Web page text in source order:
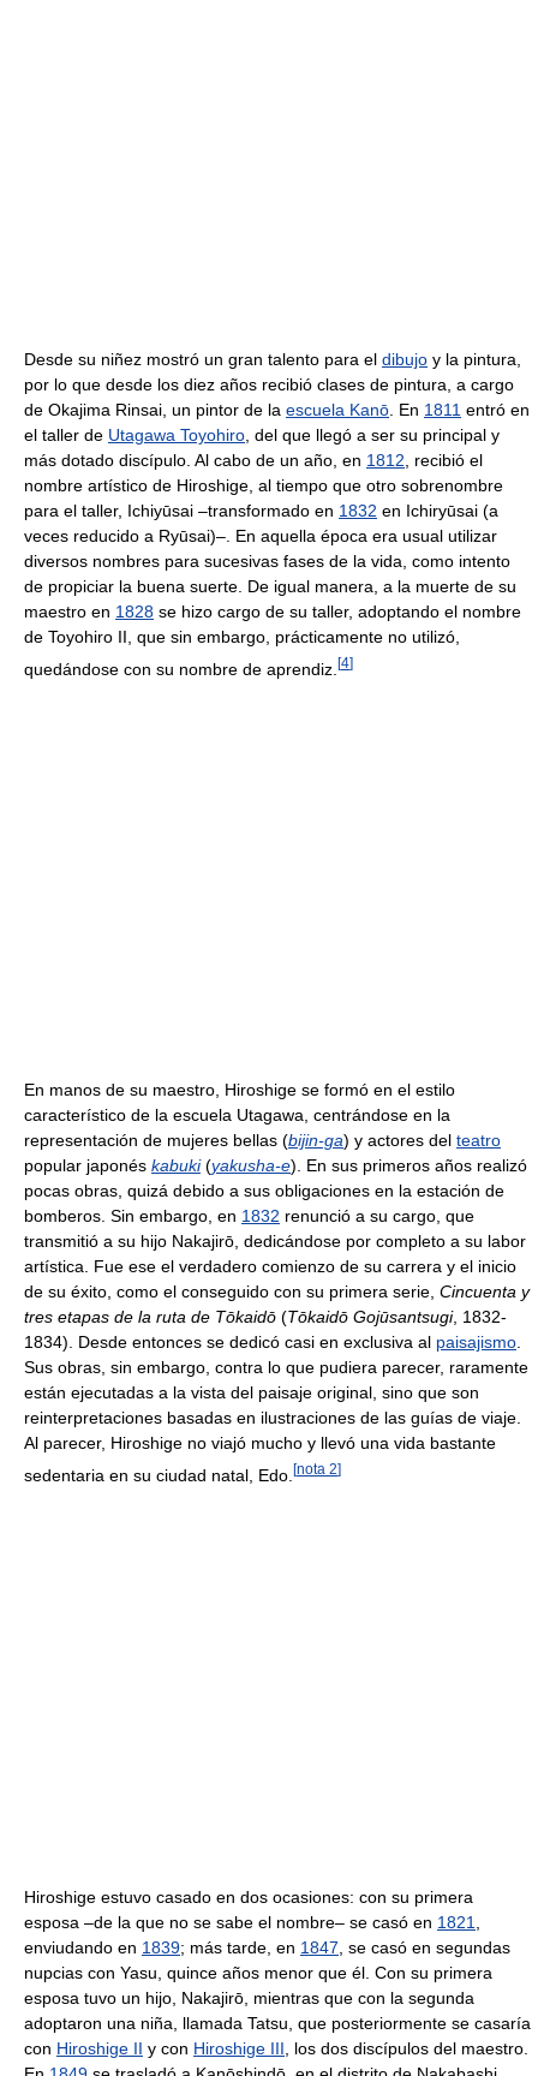
Desde su niñez mostró un gran talento para el dibujo y la pintura,
por lo que desde los diez años recibió clases de pintura, a cargo
de Okajima Rinsai, un pintor de la escuela Kanō . En 1811 entró en
el taller de Utagawa Toyohiro , del que llegó a ser su principal y
más dotado discípulo. Al cabo de un año, en 1812 , recibió el
nombre artístico de Hiroshige, al tiempo que otro sobrenombre
para el taller, Ichiyūsai –transformado en 1832 en Ichiryūsai (a
veces reducido a Ryūsai)–. En aquella época era usual utilizar
diversos nombres para sucesivas fases de la vida, como intento
de propiciar la buena suerte. De igual manera, a la muerte de su
maestro en 1828 se hizo cargo de su taller, adoptando el nombre
de Toyohiro II, que sin embargo, prácticamente no utilizó,
quedándose con su nombre de aprendiz. [4]
En manos de su maestro, Hiroshige se formó en el estilo
característico de la escuela Utagawa, centrándose en la
representación de mujeres bellas (bijin-ga) y actores del teatro
popular japonés kabuki(yakusha-e). En sus primeros años realizó
pocas obras, quizá debido a sus obligaciones en la estación de
bomberos. Sin embargo, en 1832 renunció a su cargo, que
transmitió a su hijo Nakajirō, dedicándose por completo a su labor
artística. Fue ese el verdadero comienzo de su carrera y el inicio
de su éxito, como el conseguido con su primera serie, Cincuenta y
tres etapas de la ruta de Tōkaidō (Tōkaidō Gojūsantsugi, 1832-
1834). Desde entonces se dedicó casi en exclusiva al paisajismo
Sus obras, sin embargo, contra lo que pudiera parecer, raramente
están ejecutadas a la vista del paisaje original, sino que son
reinterpretaciones basadas en ilustraciones de las guías de viaje.
Al parecer, Hiroshige no viajó mucho y llevó una vida bastante
sedentaria en su ciudad natal, Edo. [nota 2]
Hiroshige estuvo casado en dos ocasiones: con su primera
esposa –de la que no se sabe el nombre– se casó en 1821
enviudando en 1839; más tarde, en 1847 , se casó en segundas
nupcias con Yasu, quince años menor que él. Con su primera
esposa tuvo un hijo, Nakajirō, mientras que con la segunda
adoptaron una niña, llamada Tatsu, que posteriormente se casaría
con Hiroshige II y con Hiroshige III , los dos discípulos del maestro.